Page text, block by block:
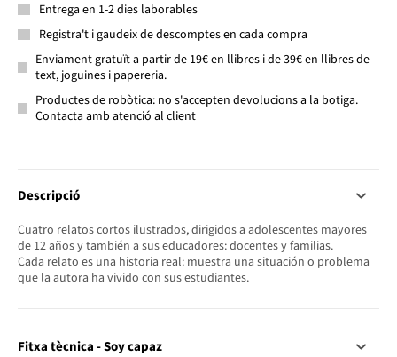
Entrega en 1-2 dies laborables
Registra't i gaudeix de descomptes en cada compra
Enviament gratuït a partir de 19€ en llibres i de 39€ en llibres de
text, joguines i papereria.
Productes de robòtica: no s'accepten devolucions a la botiga.
Contacta amb atenció al client
Descripció
Cuatro relatos cortos ilustrados, dirigidos a adolescentes mayores
de 12 años y también a sus educadores: docentes y familias.
Cada relato es una historia real: muestra una situación o problema
que la autora ha vivido con sus estudiantes.
Fitxa tècnica - Soy capaz